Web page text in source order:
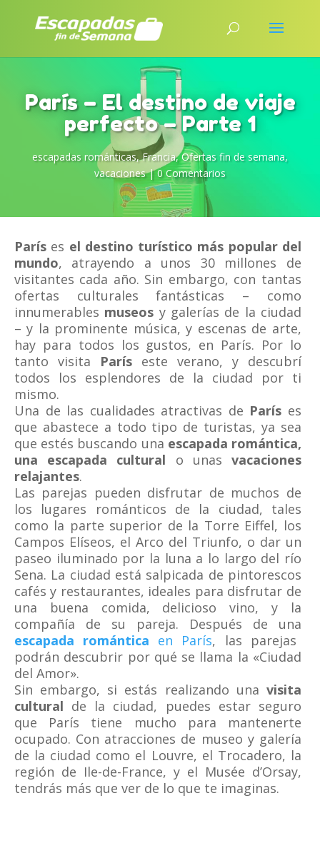
París – El destino de viaje
perfecto – Parte 1
escapadas románticas,Francia,Ofertas fin de semana,
vacaciones|0 Comentarios
París es el destino turístico más popular del
mundo, atrayendo a unos 30 millones de
visitantes cada año. Sin embargo, con tantas
ofertas culturales fantásticas – como
innumerables museos y galerías de la ciudad
– y la prominente música, y escenas de arte,
hay para todos los gustos, en París. Por lo
tanto visita Paríseste verano, y descubrí
todos los esplendores de la ciudad por ti
mismo.
Una de las cualidades atractivas de París es
que abastece a todo tipo de turistas, ya sea
que estés buscando una escapada romántica,
una escapada cultural o unas vacaciones
relajantes.
Las parejas pueden disfrutar de muchos de
los lugares románticos de la ciudad, tales
como la parte superior de la Torre Eiffel, los
Campos Elíseos, el Arco del Triunfo, o dar un
paseo iluminado por la luna a lo largo del río
Sena. La ciudad está salpicada de pintorescos
cafés y restaurantes, ideales para disfrutar de
una buena comida, delicioso vino, y la
compañía de su pareja. Después de una
escapada romántica en París, las parejas
podrán descubrir por qué se llama la «Ciudad
del Amor».
Sin embargo, si estás realizando una visita
cultural de la ciudad, puedes estar seguro
que París tiene mucho para mantenerte
ocupado. Con atracciones de museo y galería
de la ciudad como el Louvre, el Trocadero, la
región de Ile-de-France, y el Musée d’Orsay,
tendrás más que ver de lo que te imaginas.